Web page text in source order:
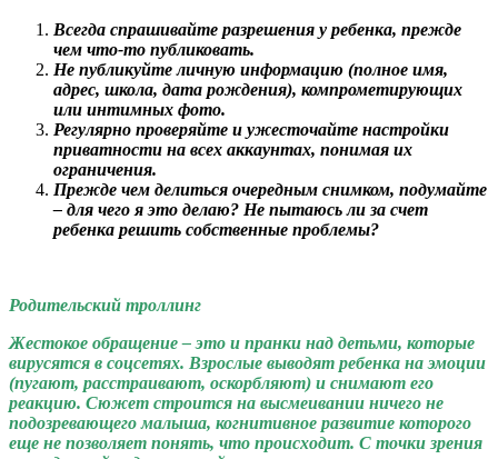
Всегда спрашивайте разрешения у ребенка, прежде
чем что-то публиковать.
Не публикуйте личную информацию (полное имя,
адрес, школа, дата рождения), компрометирующих
или интимных фото.
Регулярно проверяйте и ужесточайте настройки
приватности на всех аккаунтах, понимая их
ограничения.
Прежде чем делиться очередным снимком, подумайте
– для чего я это делаю? Не пытаюсь ли за счет
ребенка решить собственные проблемы?
Родительский троллинг
Жестокое обращение – это и пранки над детьми, которые
вирусятся в соцсетях. Взрослые выводят ребенка на эмоции
(пугают, расстраивают, оскорбляют) и снимают его
реакцию. Сюжет строится на высмеивании ничего не
подозревающего малыша, когнитивное развитие которого
еще не позволяет понять, что происходит. С точки зрения